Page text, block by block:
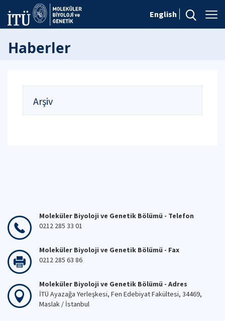
English
Haberler
Arşiv
Moleküler Biyoloji ve Genetik Bölümü - Telefon
0212 285 33 01
Moleküler Biyoloji ve Genetik Bölümü - Fax
0212 285 63 86
Moleküler Biyoloji ve Genetik Bölümü - Adres
İTÜ Ayazağa Yerleşkesi, Fen Edebiyat Fakültesi, 34469,
Maslak / İstanbul